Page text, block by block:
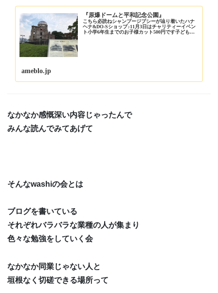
『原爆ドームと平和記念公園』
こちら必読ねシャンプージプシーが辿り着いたハナ
ヘナ&DO-Sショップ♪11月3日はチャリティーイベン
ト小学6年生までのお子様カット500円です子どもキ
ameblo.jp
なかなか感慨深い内容じゃったんで
みんな読んでみてあげて
そんなwashiの会とは
ブログを書いている
それぞれバラバラな業種の人が集まり
色々な勉強をしていく会
なかなか同業じゃない人と
垣根なく切磋できる場所って